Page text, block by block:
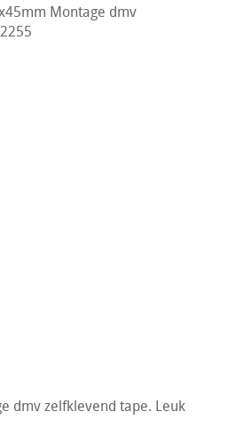
Montage dmv
dmv zelfklevend tape. Leuk